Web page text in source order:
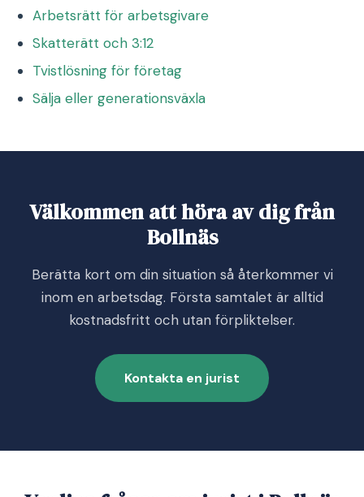
Arbetsrätt för arbetsgivare
Skatterätt och 3:12
Tvistlösning för företag
Sälja eller generationsväxla
Välkommen att höra av dig från
Bollnäs
Berätta kort om din situation så återkommer vi
inom en arbetsdag. Första samtalet är alltid
kostnadsfritt och utan förpliktelser.
Kontakta en jurist